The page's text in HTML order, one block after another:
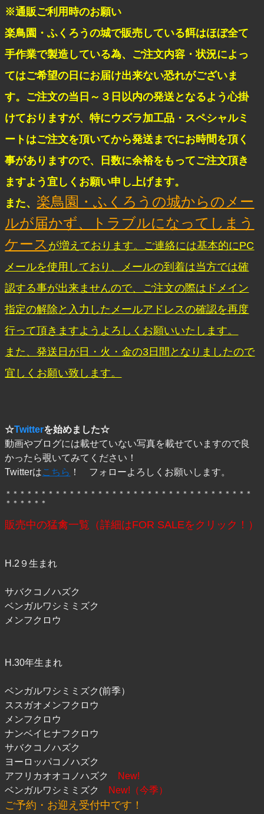
※通販ご利用時のお願い
楽鳥園・ふくろうの城で販売している餌はほぼ全て
手作業で製造している為、ご注文内容・状況によっ
てはご希望の日にお届け出来ない恐れがございま
す。ご注文の当日～３日以内の発送となるよう心掛
けておりますが、特にウズラ加工品・スペシャルミ
ートはご注文を頂いてから発送までにお時間を頂く
事がありますので、日数に余裕をもってご注文頂き
ますよう宜しくお願い申し上げます。
また、 楽鳥園・ふくろうの城からのメー
ルが届かず、トラブルになってしまう
ケース が増えております。ご連絡には基本的にPC
メールを使用しており、メールの到着は当方では確
認する事が出来ませんので、ご注文の際はドメイン
指定の解除と入力したメールアドレスの確認を再度
行って頂きますようよろしくお願いいたします。
また、発送日が日・火・金の3日間となりましたので
宜しくお願い致します。
☆Twitterを始めました☆
動画やブログには載せていない写真を載せていますので良
かったら覗いてみてください！
Twitterはこちら ！ フォローよろしくお願いします。
＊＊＊＊＊＊＊＊＊＊＊＊＊＊＊＊＊＊＊＊＊＊＊＊＊＊＊＊＊＊＊＊＊＊＊
＊＊＊＊＊＊
販売中の猛禽一覧（詳細はFOR SALEをクリック！）
H.2９生まれ
サバクコノハズク
ベンガルワシミミズク
メンフクロウ
H.30年生まれ
ベンガルワシミミズク(前季）
ススガオメンフクロウ
メンフクロウ
ナンベイヒナフクロウ
サバクコノハズク
ヨーロッパコノハズク
アフリカオオコノハズク New!
ベンガルワシミミズク New!（今季）
ご予約・お迎え受付中です！